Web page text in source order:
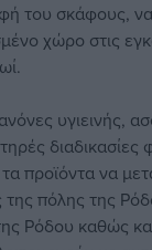
του σκάφους,
χώρο στις
υγιεινής,
διαδικασίες
προϊόντα να
της πόλης της
Ρόδου καθώς